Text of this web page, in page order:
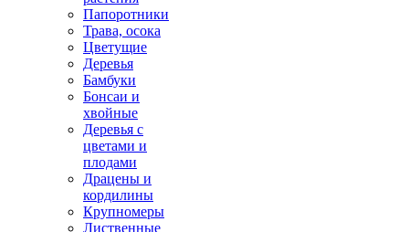
Папоротники
Трава, осока
Цветущие
Деревья
Бамбуки
Бонсаи и
хвойные
Деревья с
цветами и
плодами
Драцены и
кордилины
Крупномеры
Лиственные